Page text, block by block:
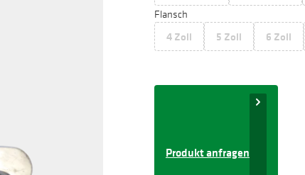
Flansch
4 Zoll 5 Zoll 6 Zoll
Produkt anfragen